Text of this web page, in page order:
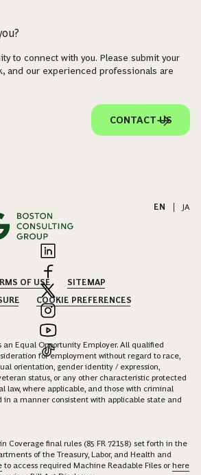
to connect with you. Please submit your
and our experienced professionals are
CONTACT US
EN JA
OF USE
SITEMAP
COOKIE PREFERENCES
an Equal Opportunity Employer. All qualified
for employment without regard to race,
orientation, gender identity / expression,
status, or any other characteristic protected
law, where applicable, and those with criminal
in a manner consistent with applicable state and
Coverage final rules (85 FR 72158) set forth in the
of the Treasury, Labor, and Health and
to access required Machine Readable Files orhere